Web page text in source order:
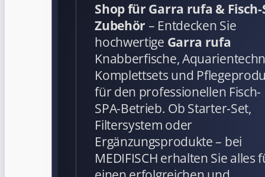
Shop für Garra rufa & Fisch-
Zubehör – Entdecken Sie
hochwertige Garra rufa
Knabberfische,
Komplettsets und
für den professionellen Fisch-
SPA-Betrieb. Ob Starter-Set,
Filtersystem oder
Ergänzungsprodukte – bei
MEDIFISCH erhalten Sie alles